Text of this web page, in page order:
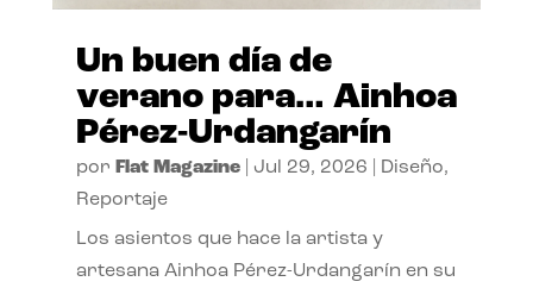
Un buen día de
verano para… Ainhoa
Pérez-Urdangarín
por Flat Magazine| Jul 29, 2026 Diseño,
Reportaje
Los asientos que hace la artista y
artesana Ainhoa Pérez-Urdangarín en su